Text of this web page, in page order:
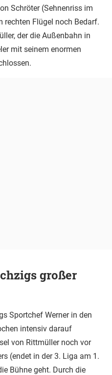
Schröter (Sehnenriss im
rechten Flügel noch Bedarf.
der die Außenbahn in
mit seinem enormen
großer
Sportchef Werner in den
intensiv darauf
von Rittmüller noch vor
(endet in der 3. Liga am 1.
Bühne geht. Durch die